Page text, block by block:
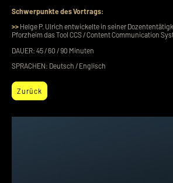
Schwerpunkte des Vortrags:
>> Helge P. Ulrich entwickelte in seiner
Pforzheim das Tool CCS / Content Communication
DAUER: 45 / 60 / 90 Minuten
SPRACHEN: Deutsch / Englisch
Zurück